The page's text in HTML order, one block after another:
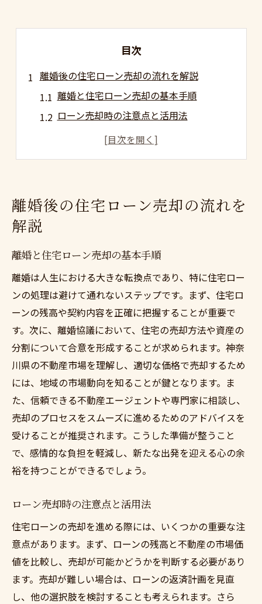
目次
離婚後の住宅ローン売却の流れを解説
離婚と住宅ローン売却の基本手順
ローン売却時の注意点と活用法
離婚後にスムーズな売却を目指す方法
神奈川での住宅ローン売却のポイント
住宅ローン売却で重視すべきポイント
地域の特性を活かした売却戦略
神奈川の不動産市場を理解する
ローン売却と地元市場の関係性
住宅ローン売却時の地元情報活用法
離婚時の住宅売却を成功させる秘訣
成功する離婚後の住宅売却戦略
売却を有利に進めるための準備
専門家のアドバイスで売却を効率化
離婚時の住宅売却で気をつける点
売却成功のための心構えと行動
住宅売却を円滑に進めるコツ
新生活に向けたローン売却の進め方
住宅ローン売却後の生活設計法
ローン売却で得られる新たなスタート
生活再建に向けた売却プロセス
売却後の新生活準備のポイント
離婚後の住宅ローン売却の流れを
解説
離婚と住宅ローン売却の基本手順
離婚は人生における大きな転換点であり、特に住宅ロー
ンの処理は避けて通れないステップです。まず、住宅ロ
ーンの残高や契約内容を正確に把握することが重要で
す。次に、離婚協議において、住宅の売却方法や資産の
分割について合意を形成することが求められます。神奈
川県の不動産市場を理解し、適切な価格で売却するため
には、地域の市場動向を知ることが鍵となります。ま
た、信頼できる不動産エージェントや専門家に相談し、
売却のプロセスをスムーズに進めるためのアドバイスを
受けることが推奨されます。こうした準備が整うこと
で、感情的な負担を軽減し、新たな出発を迎える心の余
裕を持つことができるでしょう。
ローン売却時の注意点と活用法
住宅ローンの売却を進める際には、いくつかの重要な注
意点があります。まず、ローンの残高と不動産の市場価
値を比較し、売却が可能かどうかを判断する必要があり
ます。売却が難しい場合は、ローンの返済計画を見直
し、他の選択肢を検討することも考えられます。さら